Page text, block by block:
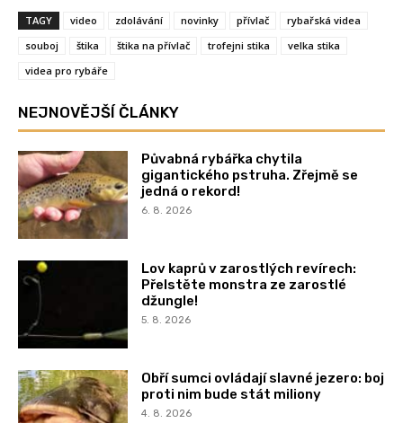
TAGY video zdolávání novinky přívlač
rybařská videa
souboj
štika štika na přívlač trofejni stika
velka stika
videa pro rybáře
NEJNOVĚJŠÍ ČLÁNKY
Půvabná rybářka chytila
gigantického pstruha. Zřejmě se
jedná o rekord!
6. 8. 2026
Lov kaprů v zarostlých revírech:
Přelstěte monstra ze zarostlé
džungle!
5. 8. 2026
Obří sumci ovládají slavné jezero: boj
proti nim bude stát miliony
4. 8. 2026